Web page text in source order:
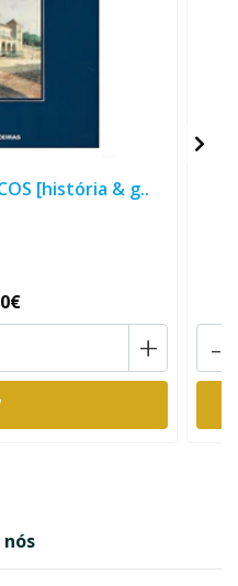
[história & g..
+ -
nós